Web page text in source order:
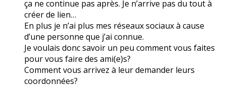
ça ne continue pas après. Je n’arrive pas du tout à
créer de lien…
En plus je n’ai plus mes réseaux sociaux à cause
d’une personne que j’ai connue.
Je voulais donc savoir un peu comment vous faites
pour vous faire des ami(e)s?
Comment vous arrivez à leur demander leurs
coordonnées?